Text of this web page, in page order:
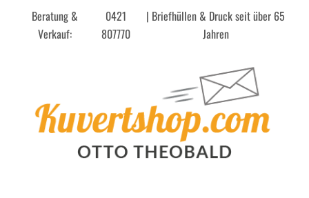
Beratung &
Verkauf:
0421
807770
| Briefhüllen & Druck seit über 65
Jahren